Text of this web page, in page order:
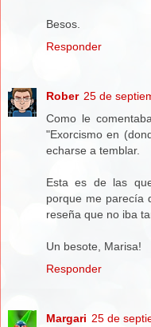
Besos.
Responder
Rober 25 de
Como le
"Exorcismo en
echarse a temblar.
Esta es de las
porque me parecía
reseña que no iba
Un besote, Marisa!
Responder
Margari 25 de